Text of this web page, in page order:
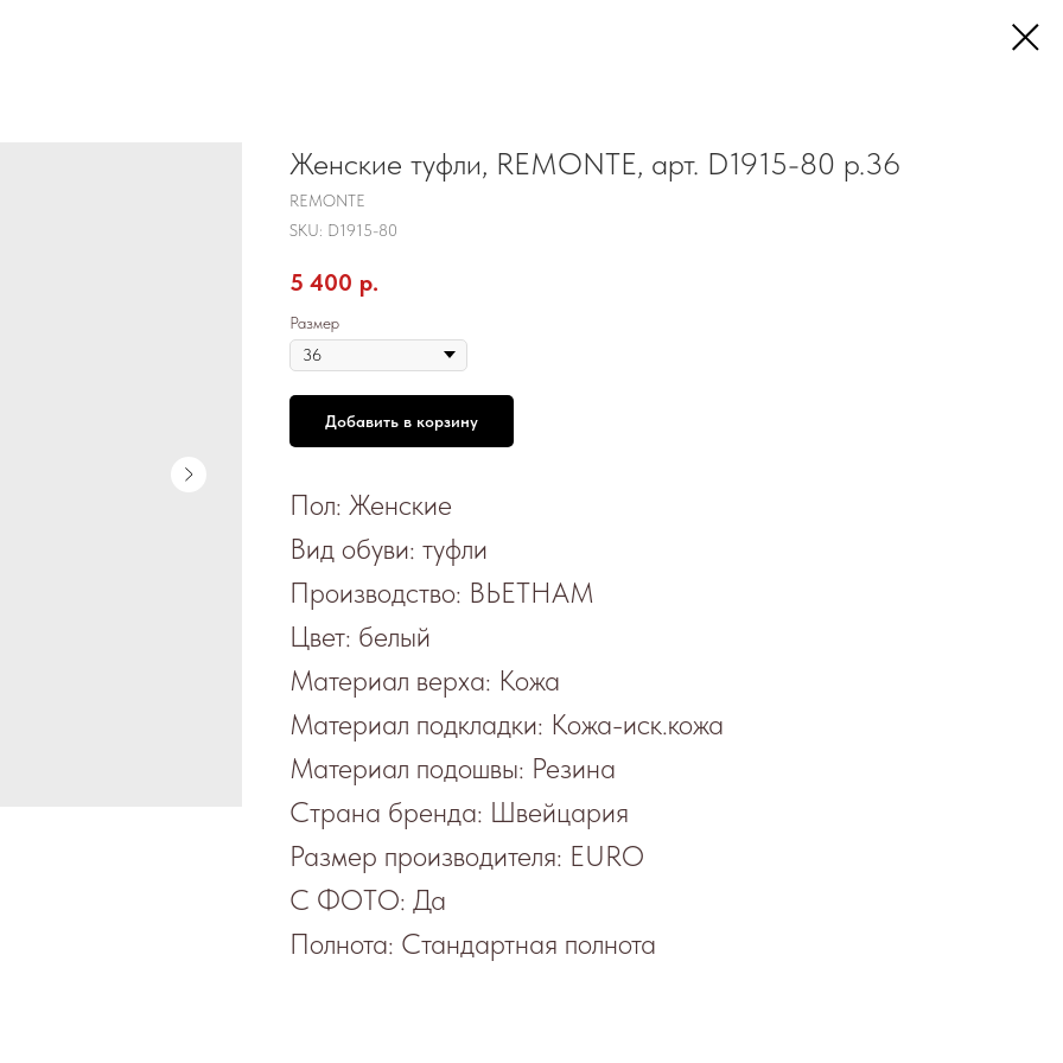
Женские туфли, REMONTE, арт. D1915-80 р.36
REMONTE
SKU: D1915-80
5 400 р.
Размер
Добавить в корзину
Пол: Женские
Вид обуви: туфли
Производство: ВЬЕТНАМ
Цвет: белый
Материал верха: Кожа
Материал подкладки: Кожа-иск.кожа
Материал подошвы: Резина
Страна бренда: Швейцария
Размер производителя: EURO
С ФОТО: Да
Полнота: Стандартная полнота